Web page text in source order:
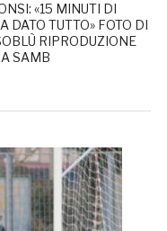
«15 MINUTI DI
DATO TUTTO» FOTO DI
RIPRODUZIONE
SAMB